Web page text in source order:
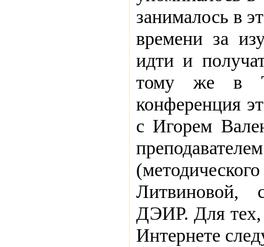
занималось в
времени за
идти и
тому же в
конференция
с Игорем
Литвиновой,
ДЭИР. Для тех,
Интернете